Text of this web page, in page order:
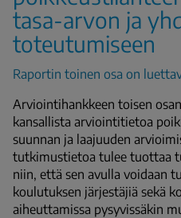
tasa-arvon ja
toteutumiseen
Raportin toinen osa on
Arviointihankkeen toisen
kansallista arviointitietoa
suunnan ja laajuuden
tutkimustietoa tulee tuottaa
niin, että sen avulla voidaan
koulutuksen järjestäjiä sekä
aiheuttamissa pysyvissäkin